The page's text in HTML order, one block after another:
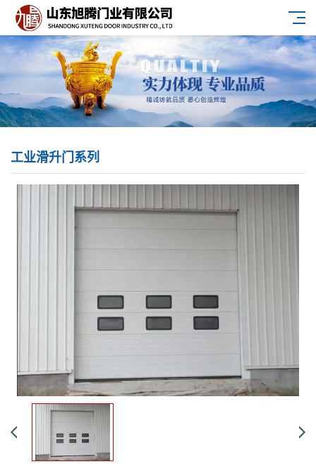
工业滑升门系列